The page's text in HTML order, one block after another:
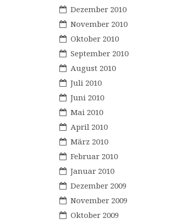
Dezember 2010
November 2010
Oktober 2010
September 2010
August 2010
Juli 2010
Juni 2010
Mai 2010
April 2010
März 2010
Februar 2010
Januar 2010
Dezember 2009
November 2009
Oktober 2009